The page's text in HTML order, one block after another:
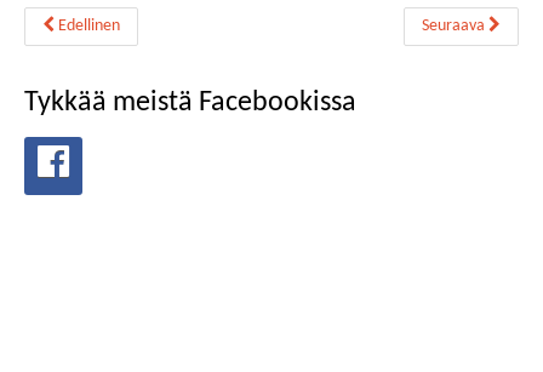
Edellinen Seuraava
Tykkää meistä Facebookissa